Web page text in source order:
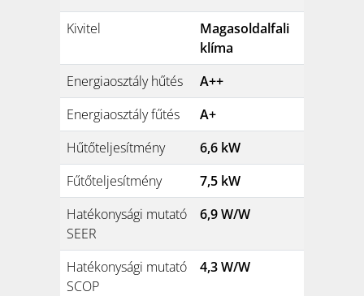
Kivitel
Magasoldalfali
klíma
Energiaosztály hűtés
A++
Energiaosztály fűtés
A+
Hűtőteljesítmény
6,6 kW
Fűtőteljesítmény
7,5 kW
Hatékonysági mutató
SEER
6,9 W/W
Hatékonysági mutató
SCOP
4,3 W/W